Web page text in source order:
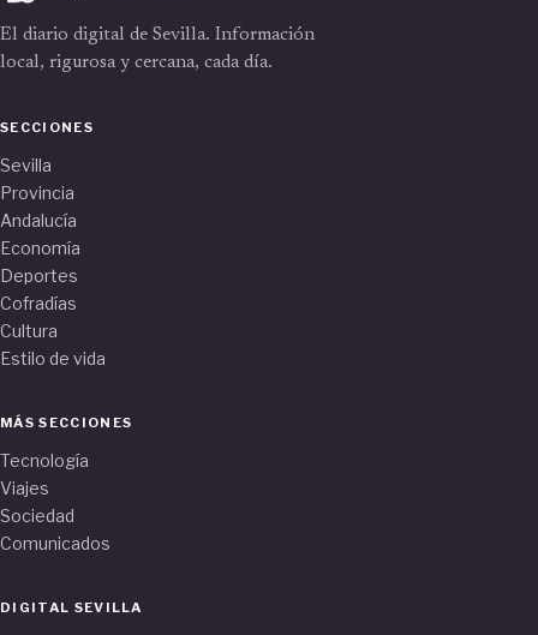
El diario digital de Sevilla. Información
local, rigurosa y cercana, cada día.
SECCIONES
Sevilla
Provincia
Andalucía
Economía
Deportes
Cofradías
Cultura
Estilo de vida
MÁS SECCIONES
Tecnología
Viajes
Sociedad
Comunicados
DIGITAL SEVILLA